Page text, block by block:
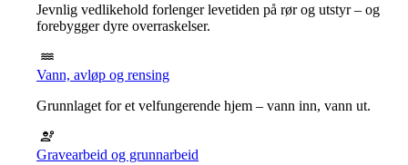
Jevnlig vedlikehold forlenger levetiden på rør og utstyr – og
forebygger dyre overraskelser.
Vann, avløp og rensing
Grunnlaget for et velfungerende hjem – vann inn, vann ut.
Gravearbeid og grunnarbeid